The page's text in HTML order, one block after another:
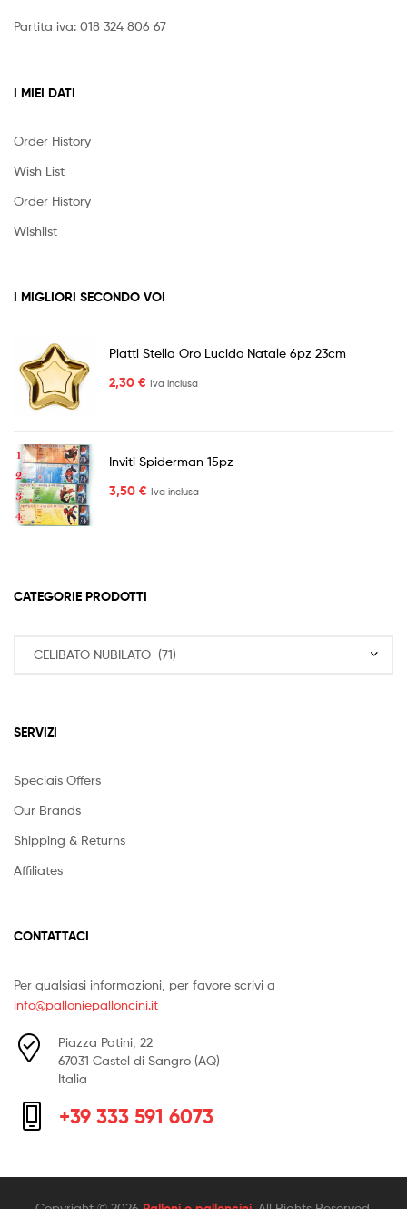
Partita iva: 018 324 806 67
I MIEI DATI
Order History
Wish List
Order History
Wishlist
I MIGLIORI SECONDO VOI
Piatti Stella Oro Lucido Natale 6pz 23cm
2,30 € Iva inclusa
Inviti Spiderman 15pz
3,50 € Iva inclusa
CATEGORIE PRODOTTI
SERVIZI
Speciais Offers
Our Brands
Shipping & Returns
Affiliates
CONTATTACI
Per qualsiasi informazioni, per favore scrivi a
info@palloniepalloncini.it
Piazza Patini, 22
67031 Castel di Sangro (AQ)
Italia
+39 333 591 6073